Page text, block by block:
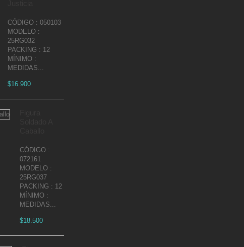
CÓDIGO : 050103
MODELO :
25RG032
PACKING : 12
MÍNIMO :
MEDIDAS...
$16.900
CÓDIGO :
072161
MODELO :
25RG037
PACKING : 12
MÍNIMO :
MEDIDAS...
$18.500